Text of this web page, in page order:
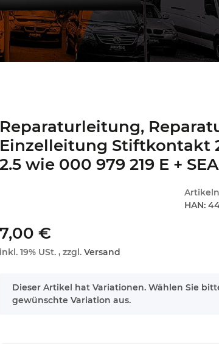
Reparaturleitung,
Einzelleitung Stiftkontakt
2.5 wie 000 979 219 E +
HAN:
7,00 €
inkl. 19% USt. , zzgl.Versand
x
Dieser Artikel hat Variationen. Wählen Sie
gewünschte Variation aus.